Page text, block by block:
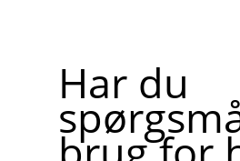
Har du